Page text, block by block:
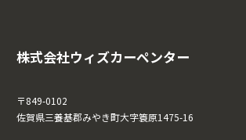
株式会社ウィズカーペンター
〒849-0102
佐賀県三養基郡みやき町大字簑原1475-16